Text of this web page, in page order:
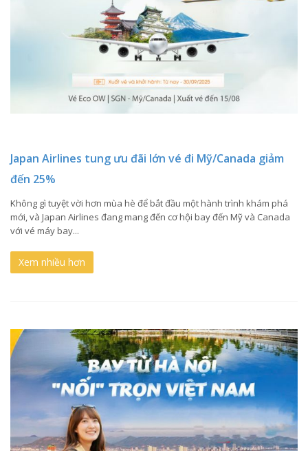
Japan Airlines tung ưu đãi lớn vé đi Mỹ/Canada giảm
đến 25%
Không gì tuyệt vời hơn mùa hè để bắt đầu một hành trình khám phá
mới, và Japan Airlines đang mang đến cơ hội bay đến Mỹ và Canada
với vé máy bay...
Xem nhiều hơn